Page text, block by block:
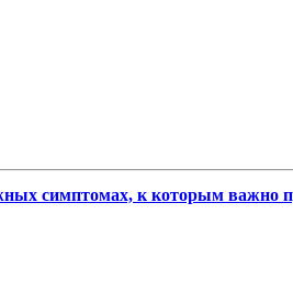
симптомах, к которым важно